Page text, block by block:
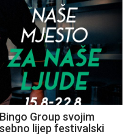
Group svojim
lijep festivalski